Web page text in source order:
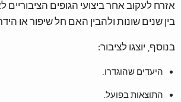
אזרח לעקוב אחר ביצועי הגופים הציבוריים
בין שנים שונות ולהבין האם חל שיפור או
בנוסף, יוצגו לציבור:
היעדים שהוגדרו.
התוצאות בפועל.